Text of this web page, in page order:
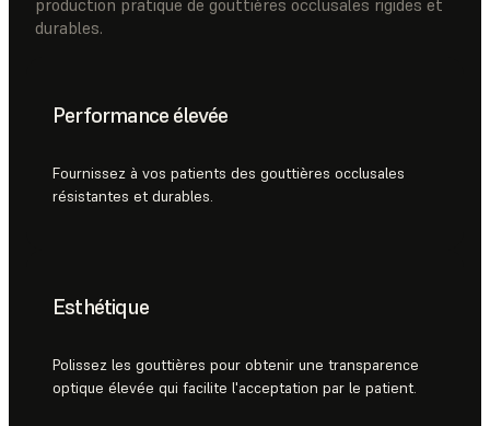
production pratique de gouttières occlusales rigides et
durables.
Performance élevée
Fournissez à vos patients des gouttières occlusales
résistantes et durables.
Esthétique
Polissez les gouttières pour obtenir une transparence
optique élevée qui facilite l'acceptation par le patient.